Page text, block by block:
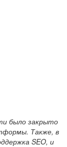
было закрыто
Также, в
SEO, и